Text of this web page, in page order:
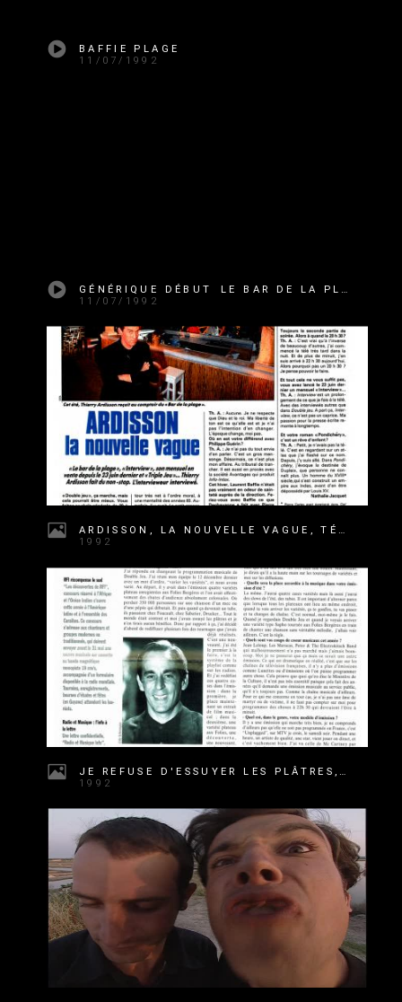
BAFFIE PLAGE
11/07/1992
GÉNÉRIQUE DÉBUT LE BAR DE LA PLAGE
11/07/1992
ARDISSON, LA NOUVELLE VAGUE, TÉLÉ K7
1992
1992